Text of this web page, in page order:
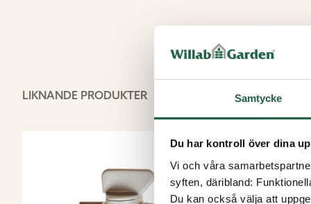
Samtycke
Du har kontroll över dina
Vi och våra
syften, däribland:
Du kan också välja att
LIKNANDE PRODUKTER